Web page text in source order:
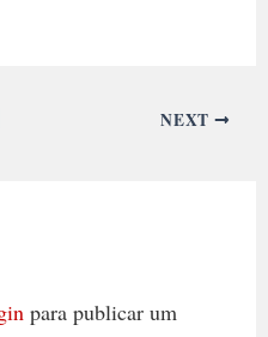
NEXT
para publicar um